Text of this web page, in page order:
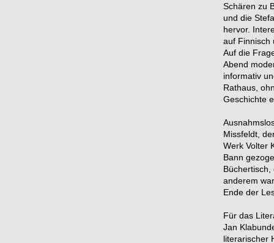
Schären zu
und die
hervor.
auf Finnisch
Auf die
Abend
informativ
Rathaus,
Geschichte
Missfeldt,
Werk Volter
Bann
anderem
Ende der
Für das
Jan
literarischer